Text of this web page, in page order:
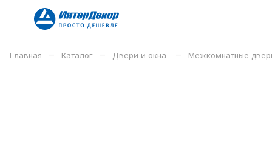
Главная – Каталог – Двери и окна – Межкомнатные